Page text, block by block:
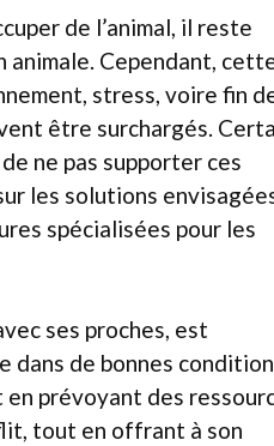
de l’animal, il reste
animale. Cependant,
stress, voire fin
être surchargés.
ne pas supporter ces
les solutions
spécialisées pour les
ses proches, est
dans de bonnes
prévoyant des
tout en offrant à son